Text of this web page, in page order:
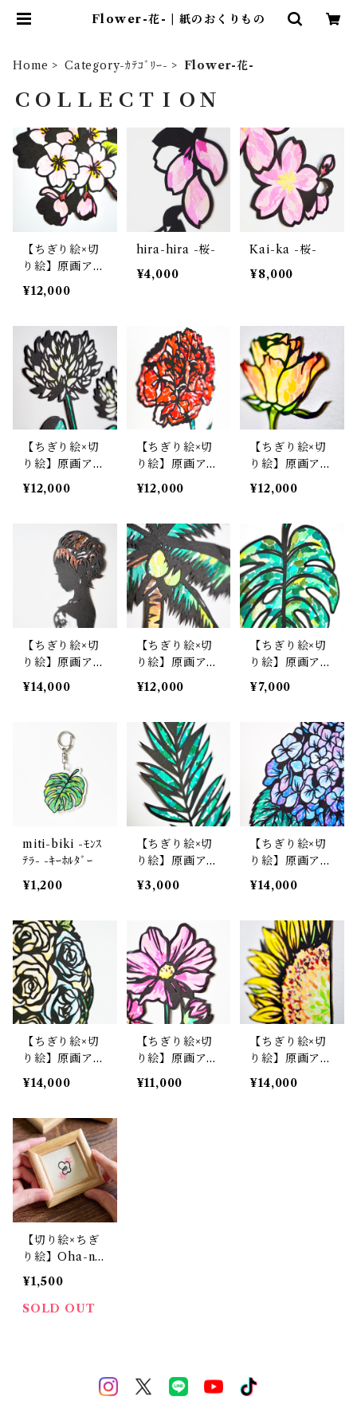
Flower-花- | 紙のおくりもの
Home Category-ｶﾃｺﾞﾘｰ- Flower-花-
ＣＯＬＬＥＣＴＩＯＮ
【ちぎり絵×切
り絵】原画アー
ト 『saku-
ra （桜）』
¥12,000
hira-hira -桜-
¥4,000
Kai-ka -桜-
¥8,000
【ちぎり絵×切
り絵】原画アー
ト『sirotume-
kusa（シロツ
¥12,000
【ちぎり絵×切
り絵】原画アー
ト『car-nation
（カーネーショ
¥12,000
【ちぎり絵×切
り絵】原画アー
ト『anata-dak
e（あなただ
¥12,000
【ちぎり絵×切
り絵】原画アー
ト『wedding-
dress（花
¥14,000
【ちぎり絵×切
り絵】原画アー
ト『yashi-nok
i（ヤシの
¥12,000
【ちぎり絵×切
り絵】原画アー
ト『mon-stera
（モンステ
¥7,000
miti-biki -ﾓﾝｽ
ﾃﾗ- -ｷｰﾎﾙﾀﾞｰ
¥1,200
【ちぎり絵×切
り絵】原画アー
ト『areka-yas
hi（アレカヤ
¥3,000
【ちぎり絵×切
り絵】原画アー
ト『aji-sai（紫
陽花）』
¥14,000
【ちぎり絵×切
り絵】原画アー
ト『bou-quet
（ブーケ）』
¥14,000
【ちぎり絵×切
り絵】原画アー
ト『cos-mos
（コスモス）』
¥11,000
【ちぎり絵×切
り絵】原画アー
ト『hima-war
i（向日葵）』
¥14,000
【切り絵×ちぎ
り絵】Oha-na
-お花- ミニア
ート 小さい絵
シンプル かわ
¥1,500
SOLD OUT